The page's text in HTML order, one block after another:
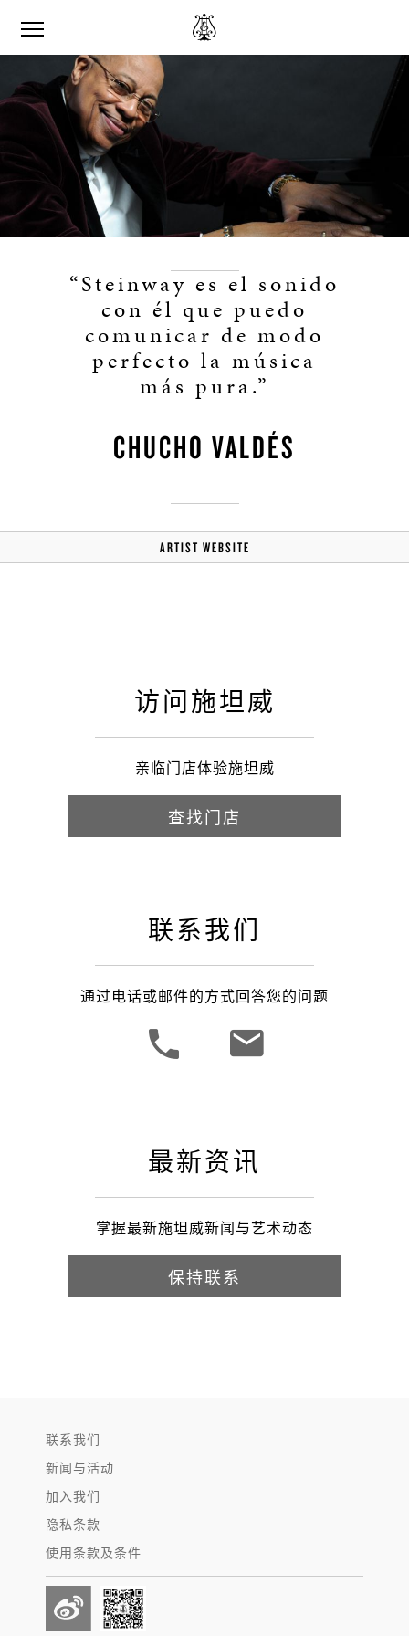
“Steinway es el sonido
con él que puedo
comunicar de modo
perfecto la música
más pura.”
CHUCHO VALDÉS
ARTIST WEBSITE
访问施坦威
亲临门店体验施坦威
查找门店
联系我们
通过电话或邮件的方式回答您的问题
最新资讯
掌握最新施坦威新闻与艺术动态
保持联系
联系我们
新闻与活动
加入我们
隐私条款
使用条款及条件